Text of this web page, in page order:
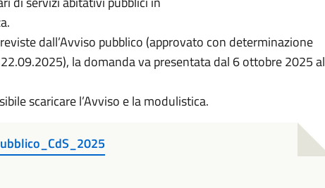
dall’Avviso pubblico (approvato con determinazione
la domanda va presentata dal 6 ottobre 2025 al
scaricare l’Avviso e la modulistica.